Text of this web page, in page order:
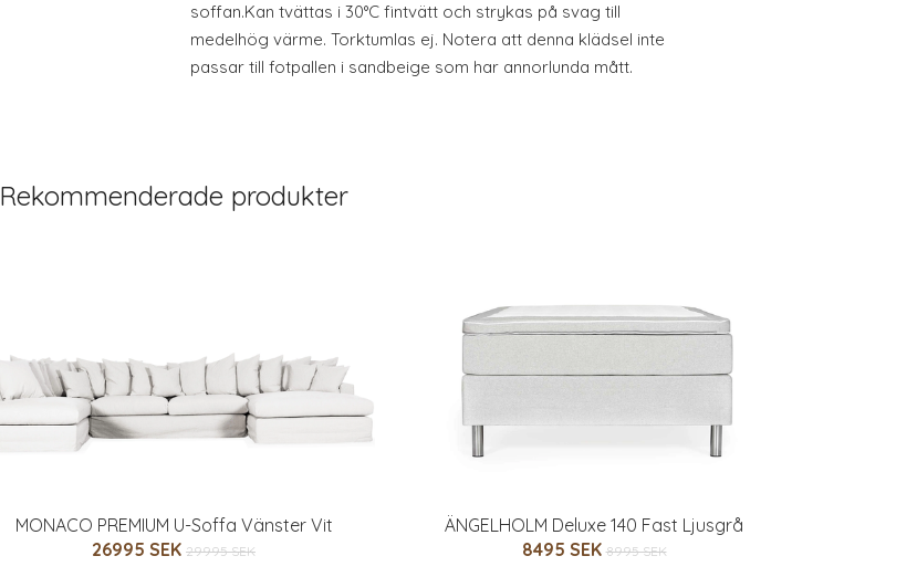
soffan.Kan tvättas i 30°C fintvätt och strykas på svag till
medelhög värme. Torktumlas ej. Notera att denna klädsel inte
passar till fotpallen i sandbeige som har annorlunda mått.
Rekommenderade produkter
MONACO PREMIUM U-Soffa Vänster Vit
26995 SEK 29995 SEK
ÄNGELHOLM Deluxe 140 Fast Ljusgrå
8495 SEK 8995 SEK